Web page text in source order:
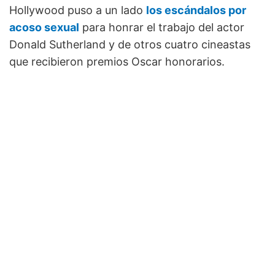
Hollywood puso a un lado los escándalos por
acoso sexual para honrar el trabajo del actor
Donald Sutherland y de otros cuatro cineastas
que recibieron premios Oscar honorarios.